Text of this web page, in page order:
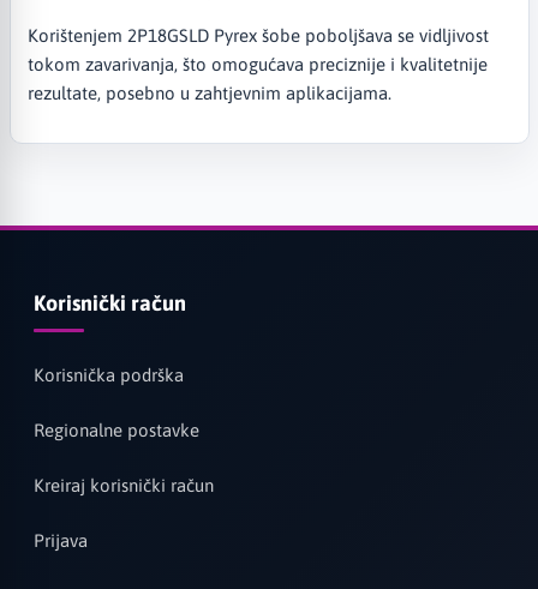
Korištenjem 2P18GSLD Pyrex šobe poboljšava se vidljivost
tokom zavarivanja, što omogućava preciznije i kvalitetnije
rezultate, posebno u zahtjevnim aplikacijama.
Korisnički račun
Korisnička podrška
Regionalne postavke
Kreiraj korisnički račun
Prijava